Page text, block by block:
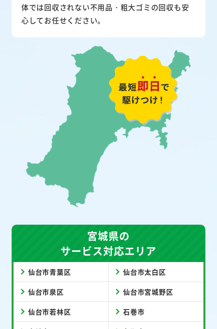
体では回収されない不用品・粗大ゴミの回収も安
心してお任せください。
宮城県の
サービス対応エリア
仙台市青葉区 仙台市太白区
仙台市泉区 仙台市宮城野区
仙台市若林区 石巻市